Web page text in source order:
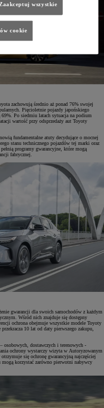
zachowują średnio aż ponad 76% swojej
Pięcioletnie pojazdy japońskiego
69%. Po siedmiu latach sytuacja na podium
wartość przy odsprzedaży aut Toyoty
fundamentalne atuty decydujące o mocnej
stanu technicznego pojazdów tej marki oraz
programy gwarancyjne, które mogą
fabrycznej.
gwarancji dla swoich samochodów z każdym
Wśród nich znajduje się dostępny
ochrona obejmuje wszystkie modele Toyoty
10 lat od daty pierwszego zakupu,
osobowych, dostawczych i terenowych -
ochrony wystarczy wizyta w Autoryzowanym
się ochronę gwarancyjną najczęściej
korzystać zarówno pierwotni nabywcy
Zaakceptuj wszystkie
cookie